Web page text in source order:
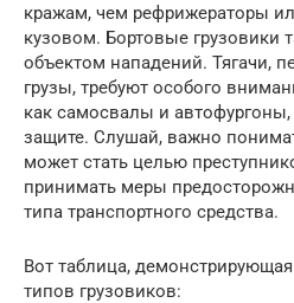
кражам, чем рефрижераторы
кузовом. Бортовые грузовики
объектом нападений. Тягачи,
грузы, требуют особого
как самосвалы и автофургоны,
защите. Слушай, важно
может стать целью
принимать меры
типа транспортного средства.
Вот таблица,
типов грузовиков: